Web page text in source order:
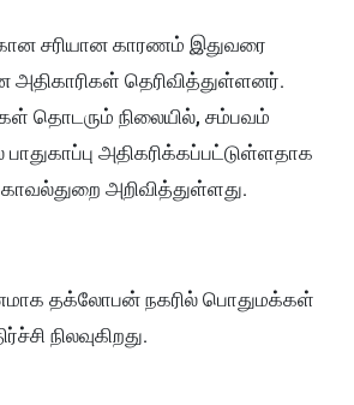
சரியான காரணம் இதுவரை
அதிகாரிகள் தெரிவித்துள்ளனர்.
தொடரும் நிலையில், சம்பவம்
அதிகரிக்கப்பட்டுள்ளதாக
அறிவித்துள்ளது.
தக்லோபன் நகரில் பொதுமக்கள்
நிலவுகிறது.